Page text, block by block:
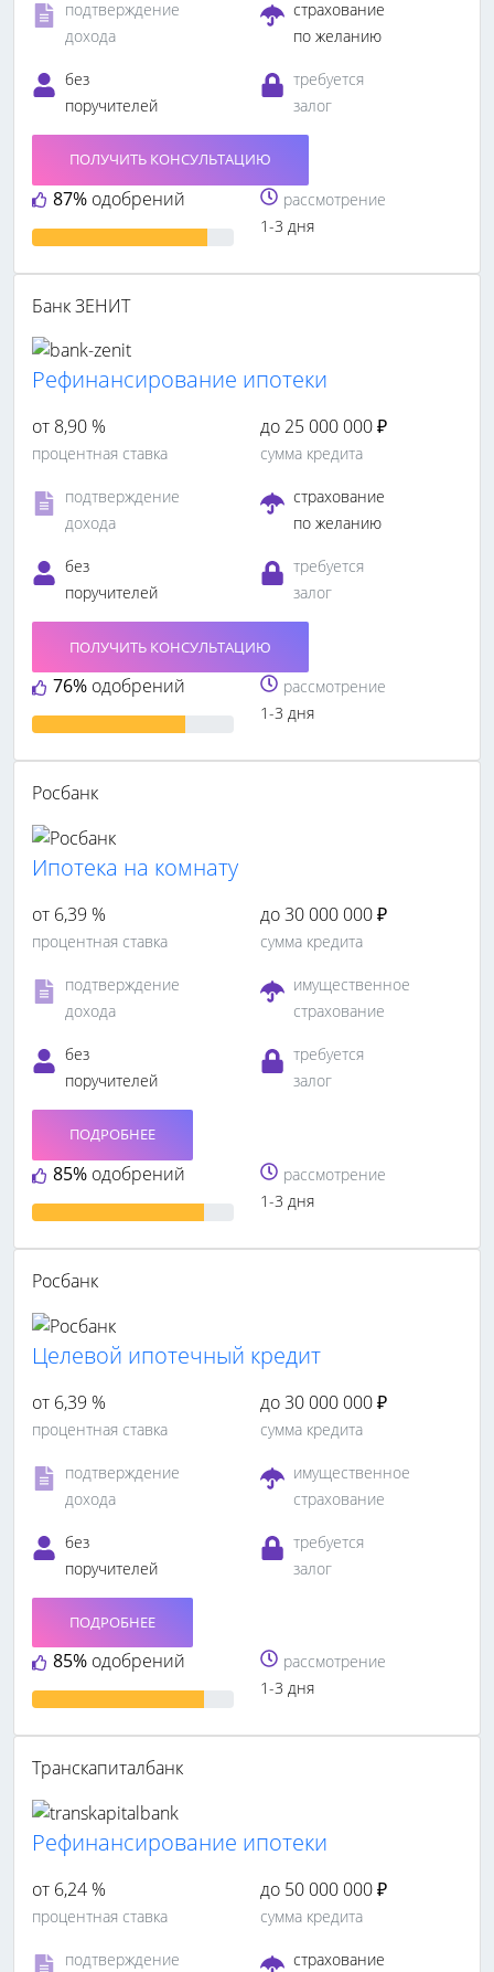
подтверждение
дохода
страхование
по желанию
без
поручителей
требуется
залог
87% одобрений
ПОЛУЧИТЬ КОНСУЛЬТАЦИЮ
рассмотрение
1-3 дня
Банк ЗЕНИТ
Рефинансирование ипотеки
от 8,90 %
процентная ставка
до 25 000 000 ₽
сумма кредита
подтверждение
дохода
страхование
по желанию
без
поручителей
требуется
залог
76% одобрений
ПОЛУЧИТЬ КОНСУЛЬТАЦИЮ
рассмотрение
1-3 дня
Росбанк
Ипотека на комнату
от 6,39 %
процентная ставка
до 30 000 000 ₽
сумма кредита
подтверждение
дохода
имущественное
страхование
без
поручителей
требуется
залог
85% одобрений
ПОДРОБНЕЕ
рассмотрение
1-3 дня
Росбанк
Целевой ипотечный кредит
от 6,39 %
процентная ставка
до 30 000 000 ₽
сумма кредита
подтверждение
дохода
имущественное
страхование
без
поручителей
требуется
залог
85% одобрений
ПОДРОБНЕЕ
рассмотрение
1-3 дня
Транскапиталбанк
Рефинансирование ипотеки
от 6,24 %
процентная ставка
до 50 000 000 ₽
сумма кредита
подтверждение
страхование